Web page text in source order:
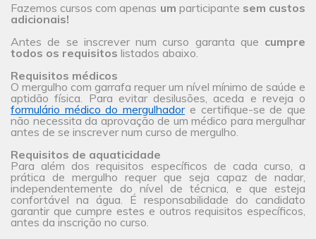
Fazemos cursos com apenas um participante sem custos
adicionais!
Antes de se inscrever num curso garanta que cumpre
todos os requisitos listados abaixo.
Requisitos médicos
O mergulho com garrafa requer um nível mínimo de saúde e
aptidão física. Para evitar desilusões, aceda e reveja o
formulário médico do mergulhadore certifique-se de que
não necessita da aprovação de um médico para mergulhar
antes de se inscrever num curso de mergulho.
Requisitos de aquaticidade
Para além dos requisitos específicos de cada curso, a
prática de mergulho requer que seja capaz de nadar,
independentemente do nível de técnica, e que esteja
confortável na água. É responsabilidade do candidato
garantir que cumpre estes e outros requisitos específicos,
antes da inscrição no curso.